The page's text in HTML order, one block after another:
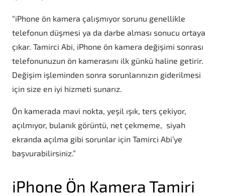
“iPhone ön kamera çalışmıyor sorunu genellikle
telefonun düşmesi ya da darbe alması sonucu ortaya
çıkar. Tamirci Abi, iPhone ön kamera değişimi sonrası
telefonunuzun ön kamerasını ilk günkü haline getirir.
Değişim işleminden sonra sorunlarınızın giderilmesi
için size en iyi hizmeti sunarız.
Ön kamerada mavi nokta, yeşil ışık, ters çekiyor,
açılmıyor, bulanık görüntü, net çekmeme, siyah
ekranda açılma gibi sorunlar için Tamirci Abi’ye
başvurabilirsiniz.”
iPhone Ön Kamera Tamiri